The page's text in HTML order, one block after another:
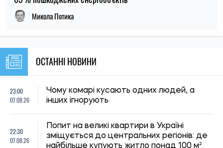
22:00
07.08.26
припущення Дарвіна щодо рослин-
21:29
07.08.26
загиблого військового понад 450 тисяч
гривень: суд виніс вирок
21:00
Що вчені сподіваються дізнатися під
20:32
МОН продовжило строки вступу до
коледжів після 9 класу: до якої дати